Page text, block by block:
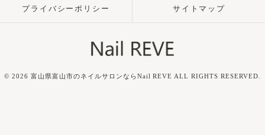
プライバシーポリシー サイトマップ
© 2026 富山県富山市のネイルサロンならNail REVE ALL RIGHTS RESERVED.